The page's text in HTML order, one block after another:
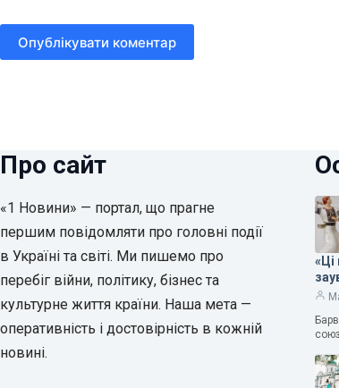
Опублікувати коментар
Про сайт
«1 Новини» — портал, що прагне
першим повідомляти про головні події
в Україні та світі. Ми пишемо про
перебіг війни, політику, бізнес та
культурне життя країни. Наша мета —
оперативність і достовірність в кожній
новині.
«Ці